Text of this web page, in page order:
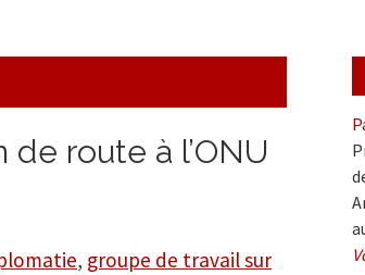
route à l’ONU
, groupe de travail sur